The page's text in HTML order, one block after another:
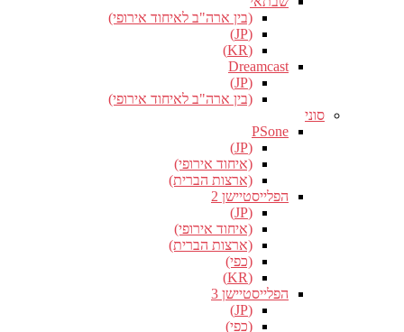
(בין ארה"ב לאיחוד אירופי)
(JP)
(KR)
Dreamcast
(JP)
(בין ארה"ב לאיחוד אירופי)
סוני
PSone
(JP)
(איחוד אירופי)
(ארצות הברית)
הפלייסטיישן 2
(JP)
(איחוד אירופי)
(ארצות הברית)
(כפי)
(KR)
הפלייסטיישן 3
(JP)
(כפי)